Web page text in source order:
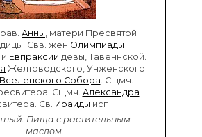
Анны , матери Пресвятой
Свв. жен Олимпиады
Евпраксии девы, Тавеннской.
Желтоводского, Унженского.
Собора . Сщмч.
Сщмч. Александра
Св. Ираиды исп.
Пища с растительным
маслом.